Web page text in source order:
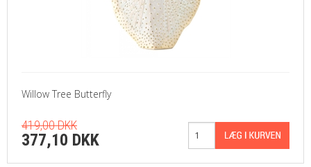
Willow Tree Butterfly
419,00 DKK
377,10 DKK